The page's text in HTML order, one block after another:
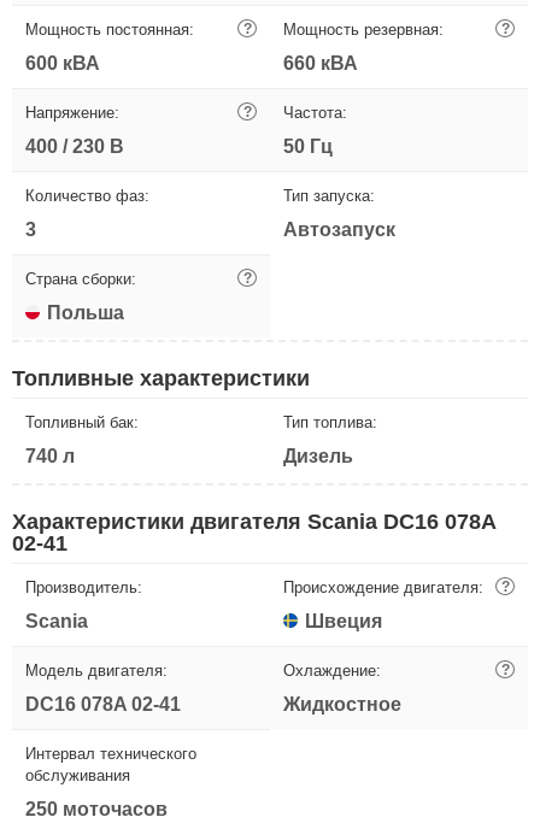
Мощность постоянная: ?
600 кВА
Мощность резервная: ?
660 кВА
Напряжение: ?
400 / 230 В
Частота:
50 Гц
Количество фаз:
3
Тип запуска:
Автозапуск
Страна сборки: ?
Польша
Топливные характеристики
Топливный бак:
740 л
Тип топлива:
Дизель
Характеристики двигателя Scania DC16 078A
02-41
Производитель:
Scania
Происхождение двигателя: ?
Швеция
Модель двигателя:
DC16 078A 02-41
Охлаждение: ?
Жидкостное
Интервал технического
обслуживания
250 моточасов